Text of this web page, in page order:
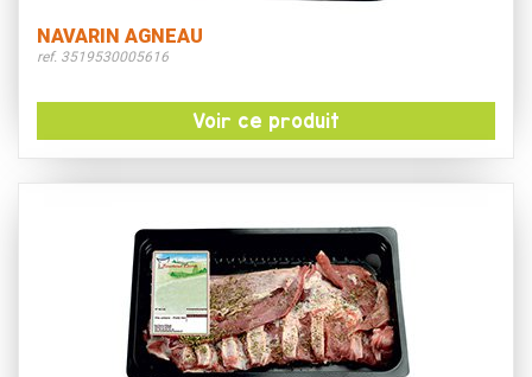
NAVARIN AGNEAU
ref. 3519530005616
Voir ce produit